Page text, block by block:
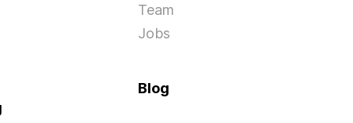
Team
Jobs
Blog